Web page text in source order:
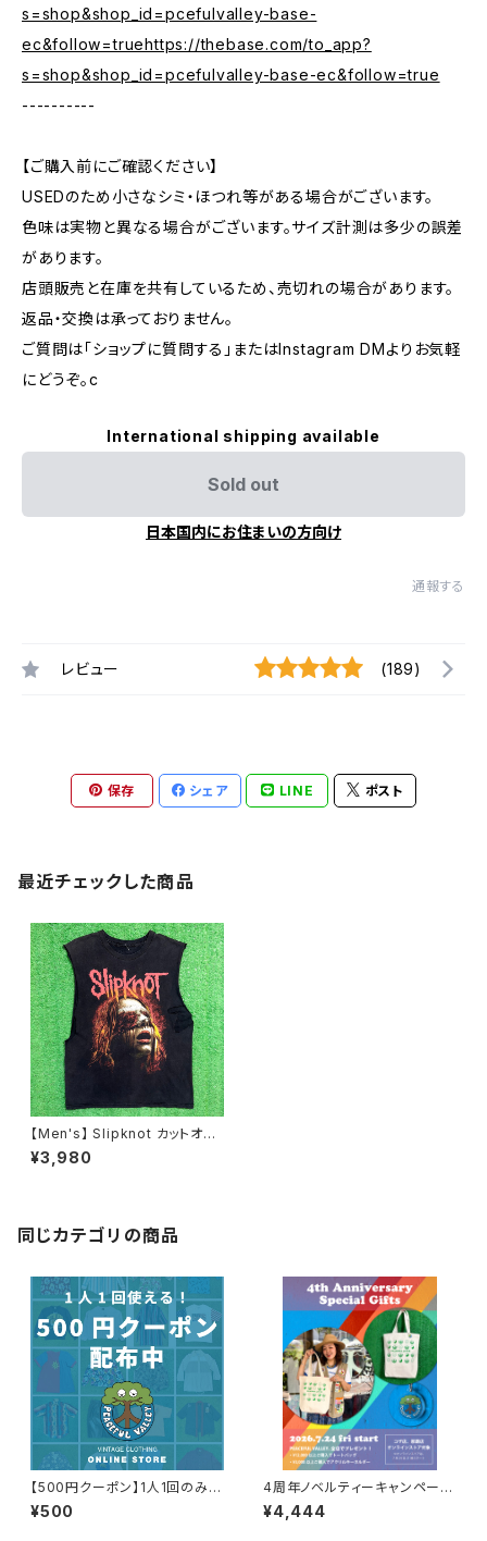
s=shop&shop_id=pcefulvalley-base-
ec&follow=truehttps://thebase.com/to_app?
s=shop&shop_id=pcefulvalley-base-ec&follow=true
----------
【ご購入前にご確認ください】
USEDのため小さなシミ・ほつれ等がある場合がございます。
色味は実物と異なる場合がございます。サイズ計測は多少の誤差
があります。
店頭販売と在庫を共有しているため、売切れの場合があります。
返品・交換は承っておりません。
ご質問は「ショップに質問する」またはInstagram DMよりお気軽
にどうぞ。c
International shipping available
Sold out
日本国内にお住まいの方向け
通報する
レビュー (189)
保存 シェア LINE ポスト
最近チェックした商品
【Men's】 Slipknot カットオフ
Tシャツ / スリップノット ノース
リーブ T-Shirt ティーシャツ ロ
¥3,980
同じカテゴリの商品
【500円クーポン】1人1回のみご
利用可能！
¥500
4周年ノベルティーキャンペーン
開催中！
¥4,444